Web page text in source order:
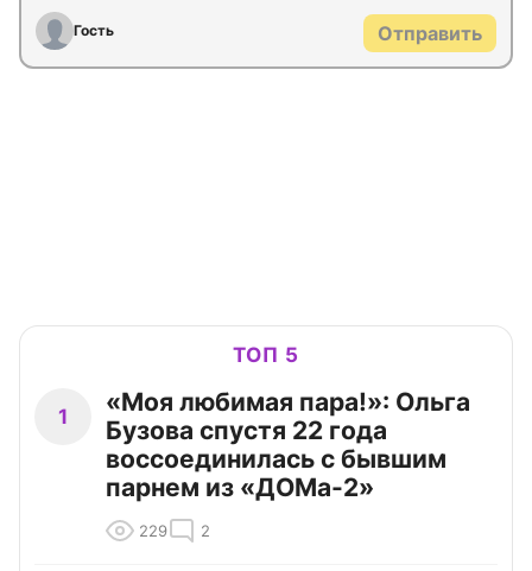
Гость Отправить
ТОП 5
1
«Моя любимая пара!»: Ольга
Бузова спустя 22 года
воссоединилась с бывшим
парнем из «ДОМа-2»
229 2